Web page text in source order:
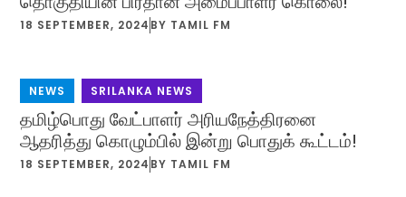
18 SEPTEMBER, 2024 BY TAMIL FM
NEWS SRILANKA NEWS
தமிழ்பொது வேட்பாளர் அரியநேத்திரனை
ஆதரித்து கொழும்பில் இன்று பொதுக் கூட்டம்!
18 SEPTEMBER, 2024 BY TAMIL FM